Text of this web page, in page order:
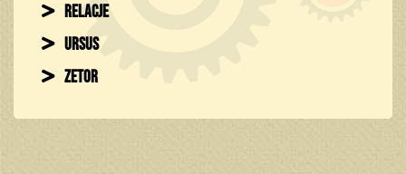
Relacje
Ursus
Zetor